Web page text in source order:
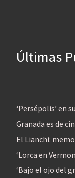
Últimas
‘Persépolis’ en
Granada es de
El Lianchi:
‘Lorca en
‘Bajo el ojo del